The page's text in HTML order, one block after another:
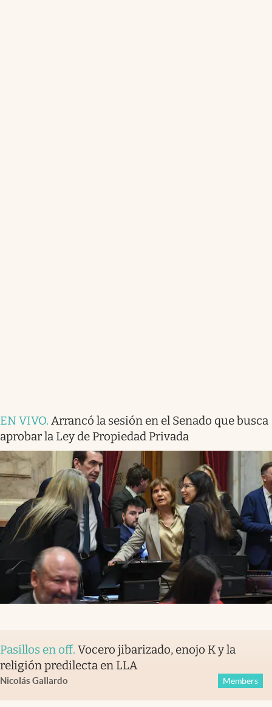
EN VIVO. Arrancó la sesión en el Senado que busca
aprobar la Ley de Propiedad Privada
Pasillos en off. Vocero jibarizado, enojo K y la
religión predilecta en LLA
Nicolás Gallardo Members